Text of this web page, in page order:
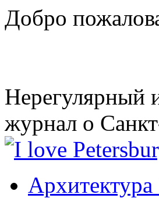
Добро
Нерегулярный
журнал о